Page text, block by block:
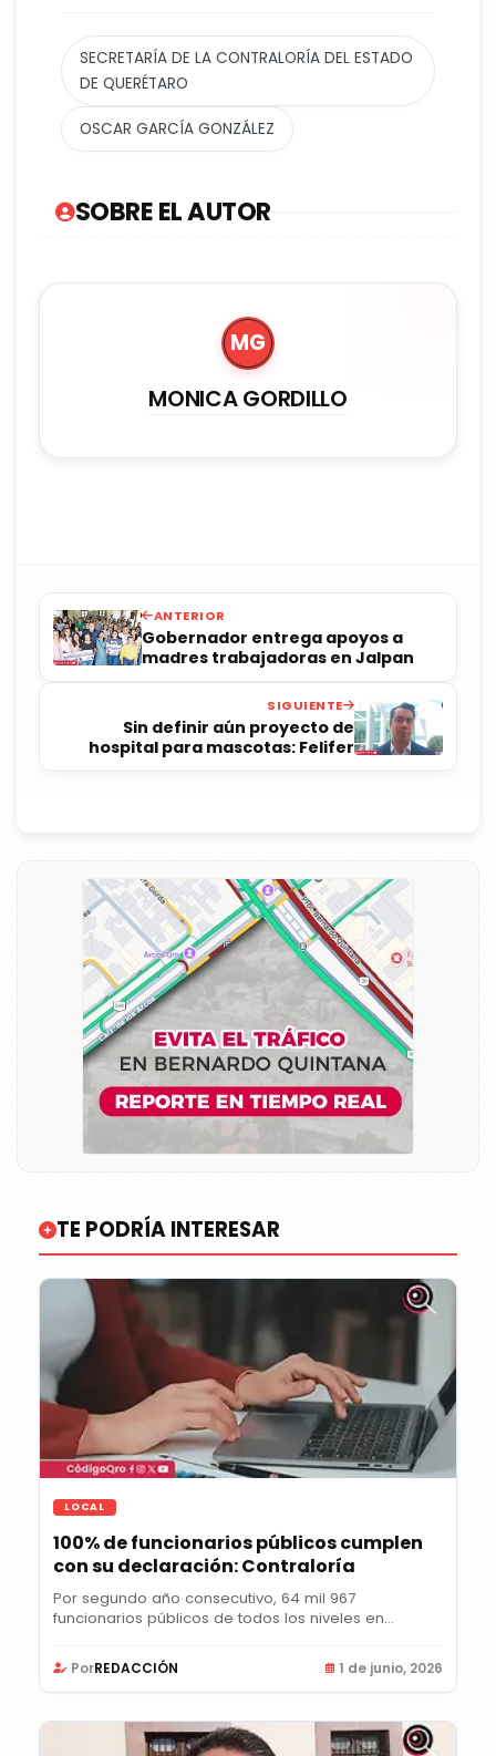
SECRETARÍA DE LA CONTRALORÍA DEL ESTADO
DE QUERÉTARO
OSCAR GARCÍA GONZÁLEZ
SOBRE EL AUTOR
MG
MONICA GORDILLO
ANTERIOR
Gobernador entrega apoyos a
madres trabajadoras en Jalpan
SIGUIENTE
Sin definir aún proyecto de
hospital para mascotas: Felifer
TE PODRÍA INTERESAR
LOCAL
100% de funcionarios públicos cumplen
con su declaración: Contraloría
Por segundo año consecutivo, 64 mil 967
funcionarios públicos de todos los niveles en
PorREDACCIÓN 1 de junio, 2026